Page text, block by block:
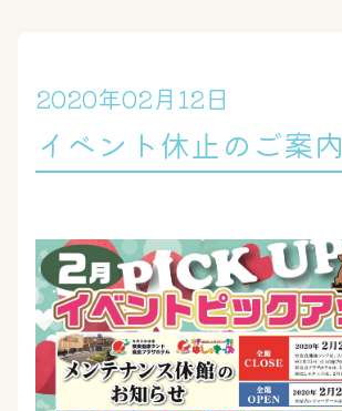
2020年02月12日
イベント休止のご案内